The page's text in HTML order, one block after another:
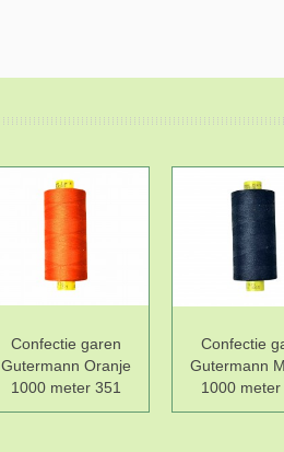
Confectie garen
Gutermann Oranje
1000 meter 351
Confectie
Gutermann
1000 meter